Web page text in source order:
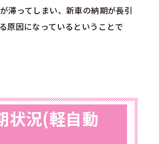
滞ってしまい、新車の納期が長引
原因になっているということで
状況(軽自動